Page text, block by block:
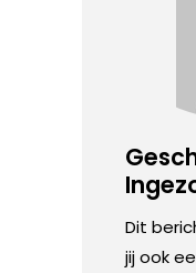
Dit
jij ook